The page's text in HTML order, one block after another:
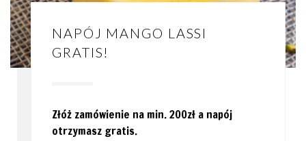
15% NA 6 ZAMÓWIENIE!
ważną 12 miesięcy. Po piątej pieczątce
otrzymasz kupon promocyjny.
NAPÓJ MANGO LASSI
GRATIS!
Złóż zamówienie na min. 200zł a napój
otrzymasz gratis.
TITLE 3
Zamów online